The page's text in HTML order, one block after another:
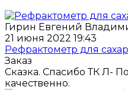
Гирин Евгений
21 июня 2022 19:43
Рефрактометр для
Заказ
Сказка. Спасибо ТК Л-
качественно.